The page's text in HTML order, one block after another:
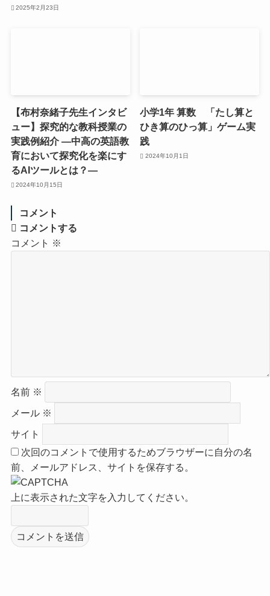
2025年2月23日
【布村奈緒子先生インタビ
ュー】探究的な教科授業の
実践例紹介 ―中高の英語教
育において探究化を楽にす
るAIツールとは？―
2024年10月15日
小学1年 算数 「たし算と
ひき算のひっ算」ゲーム実
践
2024年10月1日
コメント
コメントする
コメント ※
名前 ※
メール ※
サイト
次回のコメントで使用するためブラウザーに自分の名
前、メールアドレス、サイトを保存する。
上に表示された文字を入力してください。